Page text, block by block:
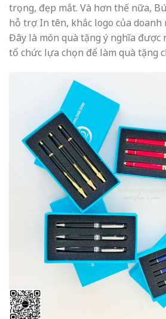
trọng, đẹp mắt. Và hơn thế nữa,
hỗ trợ In tên, khắc logo của
Đây là món quà tặng ý nghĩa được
tổ chức lựa chọn để làm quà tặng